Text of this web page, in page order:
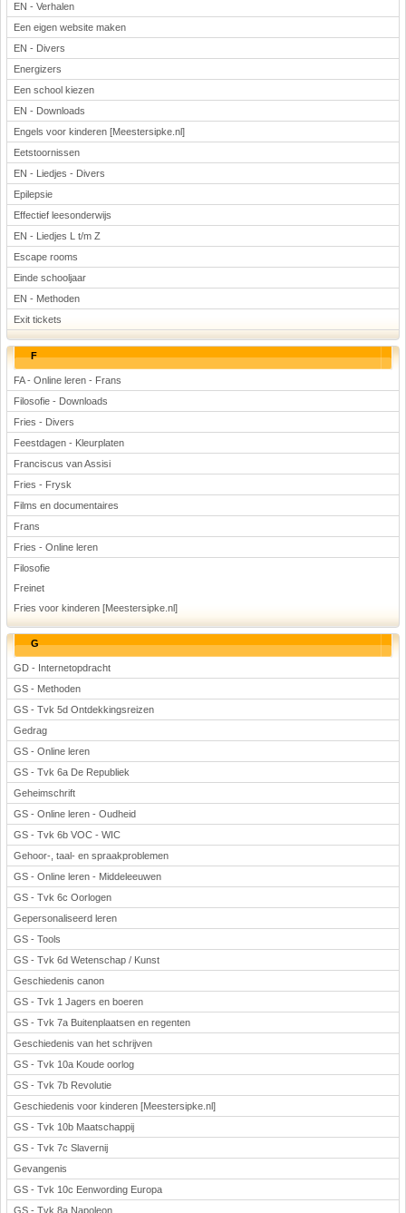
EN - Verhalen
Een eigen website maken
EN - Divers
Energizers
Een school kiezen
EN - Downloads
Engels voor kinderen [Meestersipke.nl]
Eetstoornissen
EN - Liedjes - Divers
Epilepsie
Effectief leesonderwijs
EN - Liedjes L t/m Z
Escape rooms
Einde schooljaar
EN - Methoden
Exit tickets
F
FA - Online leren - Frans
Filosofie - Downloads
Fries - Divers
Feestdagen - Kleurplaten
Franciscus van Assisi
Fries - Frysk
Films en documentaires
Frans
Fries - Online leren
Filosofie
Freinet
Fries voor kinderen [Meestersipke.nl]
G
GD - Internetopdracht
GS - Methoden
GS - Tvk 5d Ontdekkingsreizen
Gedrag
GS - Online leren
GS - Tvk 6a De Republiek
Geheimschrift
GS - Online leren - Oudheid
GS - Tvk 6b VOC - WIC
Gehoor-, taal- en spraakproblemen
GS - Online leren - Middeleeuwen
GS - Tvk 6c Oorlogen
Gepersonaliseerd leren
GS - Tools
GS - Tvk 6d Wetenschap / Kunst
Geschiedenis canon
GS - Tvk 1 Jagers en boeren
GS - Tvk 7a Buitenplaatsen en regenten
Geschiedenis van het schrijven
GS - Tvk 10a Koude oorlog
GS - Tvk 7b Revolutie
Geschiedenis voor kinderen [Meestersipke.nl]
GS - Tvk 10b Maatschappij
GS - Tvk 7c Slavernij
Gevangenis
GS - Tvk 10c Eenwording Europa
GS - Tvk 8a Napoleon